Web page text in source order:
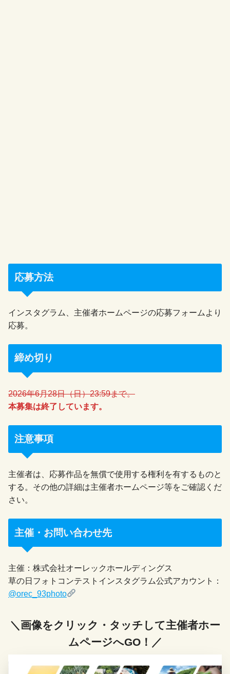
応募方法
インスタグラム、主催者ホームページの応募フォームより
応募。
締め切り
2026年6月28日（日）23:59まで。
本募集は終了しています。
注意事項
主催者は、応募作品を無償で使用する権利を有するものと
する。その他の詳細は主催者ホームページ等をご確認くだ
さい。
主催・お問い合わせ先
主催：株式会社オーレックホールディングス
草の日フォトコンテストインスタグラム公式アカウント：
@orec_93photo
＼画像をクリック・タッチして主催者ホー
ムページへGO！／